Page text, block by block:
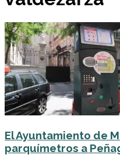
El Ayuntamiento de
parquímetros a